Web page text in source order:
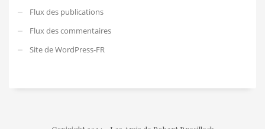
Flux des publications
Flux des commentaires
Site de WordPress-FR